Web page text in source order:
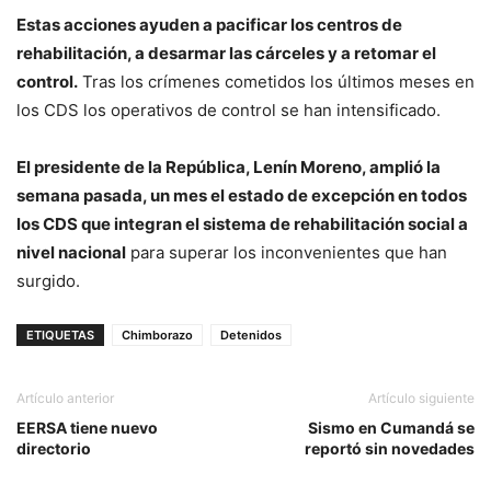
Estas acciones ayuden a pacificar los centros de
rehabilitación, a desarmar las cárceles y a retomar el
control. Tras los crímenes cometidos los últimos meses en
los CDS los operativos de control se han intensificado.
El presidente de la República, Lenín Moreno, amplió la
semana pasada, un mes el estado de excepción en todos
los CDS que integran el sistema de rehabilitación social a
nivel nacional para superar los inconvenientes que han
surgido.
ETIQUETAS Chimborazo Detenidos
Artículo anterior
EERSA tiene nuevo
directorio
Artículo siguiente
Sismo en Cumandá se
reportó sin novedades